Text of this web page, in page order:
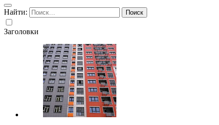
Найти:
Заголовки